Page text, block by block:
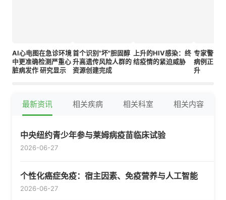
AI心电图在急诊环境
中更准确检测严重心
脏病发作 研究显示
首个识别"坏"胆固醇
升高遗传风险人群的
资源创建完成
上升的HIV感染：终
结疫情的紧迫威胁
专家警告
病例正以
升
最新资讯 相关疾病 相关科室 相关内容
中央纽约青少年参与莱姆病疫苗临床试验
2026-06-27
个性化癌症免疫：宿主因素、免疫营养与人工智能
2026-06-27